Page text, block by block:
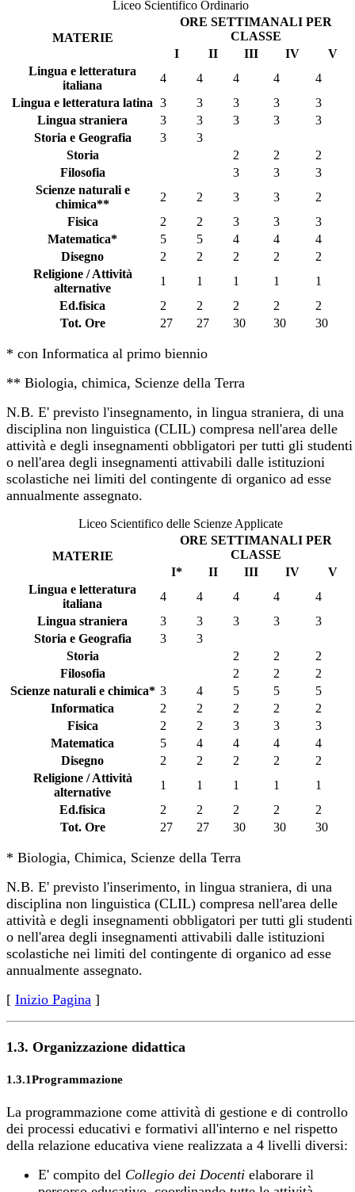
Liceo Scientifico Ordinario
MATERIE
ORE SETTIMANALI PER
CLASSE
I
II III IV V
Tot. Ore 27 27 30 30 30
Lingua e letteratura
italiana
4 4 4 4
4
Lingua e letteratura latina 3 3 3 3
3
Lingua straniera
3 3 3 3
3
Storia e Geografia
3
3
Storia
2 2
2
Filosofia
3 3
3
Scienze naturali e
chimica**
2 2 3 3
2
Fisica
2 2 3 3
3
Matematica*
5 5 4 4
4
Disegno
2 2 2 2
2
Religione / Attività
alternative
1 1 1 1
1
Ed.fisica
2 2 2 2 2
* con Informatica al primo biennio
** Biologia, chimica, Scienze della Terra
N.B. E' previsto l'insegnamento, in lingua straniera, di una
disciplina non linguistica (CLIL) compresa nell'area delle
attività e degli insegnamenti obbligatori per tutti gli studenti
o nell'area degli insegnamenti attivabili dalle istituzioni
scolastiche nei limiti del contingente di organico ad esse
annualmente assegnato.
Liceo Scientifico delle Scienze Applicate
MATERIE
ORE SETTIMANALI PER
CLASSE
I*
II III IV V
Tot. Ore 27 27 30 30 30
Lingua e letteratura
italiana
4 4 4 4
4
Lingua straniera
3 3 3 3
3
Storia e Geografia
3
3
Storia
2 2
2
Filosofia
2 2
2
Scienze naturali e chimica* 3 4 5 5
5
Informatica
2 2 2 2
2
Fisica
2 2 3 3
3
Matematica
5 4 4 4
4
Disegno
2 2 2 2
2
Religione / Attività
alternative
1 1 1 1
1
Ed.fisica
2 2 2 2 2
* Biologia, Chimica, Scienze della Terra
N.B. E' previsto l'inserimento, in lingua straniera, di una
disciplina non linguistica (CLIL) compresa nell'area delle
attività e degli insegnamenti obbligatori per tutti gli studenti
o nell'area degli insegnamenti attivabili dalle istituzioni
scolastiche nei limiti del contingente di organico ad esse
annualmente assegnato.
[ Inizio Pagina ]
1.3. Organizzazione didattica
1.3.1Programmazione
La programmazione come attività di gestione e di controllo
dei processi educativi e formativi all'interno e nel rispetto
della relazione educativa viene realizzata a 4 livelli diversi:
E' compito del Collegio dei Docenti elaborare il